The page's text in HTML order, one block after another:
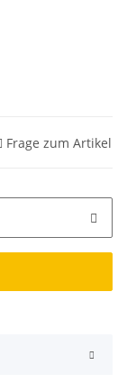
Frage zum Artikel